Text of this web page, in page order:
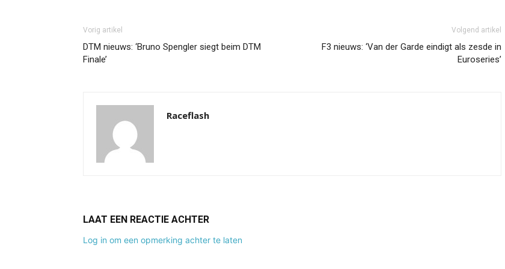
Vorig artikel
DTM nieuws: ‘Bruno Spengler siegt beim DTM
Finale’
Volgend artikel
F3 nieuws: ‘Van der Garde eindigt als zesde in
Euroseries’
Raceflash
LAAT EEN REACTIE ACHTER
Log in om een opmerking achter te laten